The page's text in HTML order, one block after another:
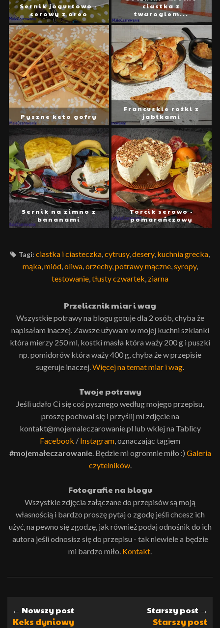
Sernik jogurtowo -
serowy z oreo
ciastka z
twarogiem...
Pyszne keto gofry
Francuskie rożki z
jabłkami
Sernik na zimno z
bananami
Torcik serowo -
pomarańczowy
Tagi: ciastka i ciasteczka,cytrusy,desery, kuchnia grecka,
mąka,miód,oliwa,orzechy,potrawy mączne,syropy,
testowanie,tłusty czwartek, ziarna
Przelicznik miar i wag
Wszystkie potrawy na blogu gotuje dla 2 osób, chyba że
napisałam inaczej. Zawsze używam w mojej kuchni szklanki
która mierzy 250 ml, kostki masła która waży 200 g i puszki
np. pomidorów która waży 400 g, chyba że w przepisie
sugeruje inaczej.Więcej na temat miar i wag.
Twoje potrawy
Jeśli udało Ci się coś pysznego według mojego przepisu,
proszę pochwal się i przyślij mi zdjęcie na
kontakt@mojemaleczarowanie.pl lub wklej na Tablicy
Facebook / Instagram, oznaczając tagiem
#mojemałeczarowanie. Będzie mi ogromnie miło :) Galeria
czytelników.
Fotografie na blogu
Wszystkie zdjęcia załączane do przepisów są moją
własnością i bardzo proszę pytaj o zgodę jeśli chcesz ich
użyć, na pewno się zgodzę, jak również podaj odnośnik do ich
autora jeśli odnosisz się do przepisu - tak niewiele a będzie
mi bardzo miło. Kontakt.
← Nowszy post
Keks dyniowy
Starszy post →
Starszy post